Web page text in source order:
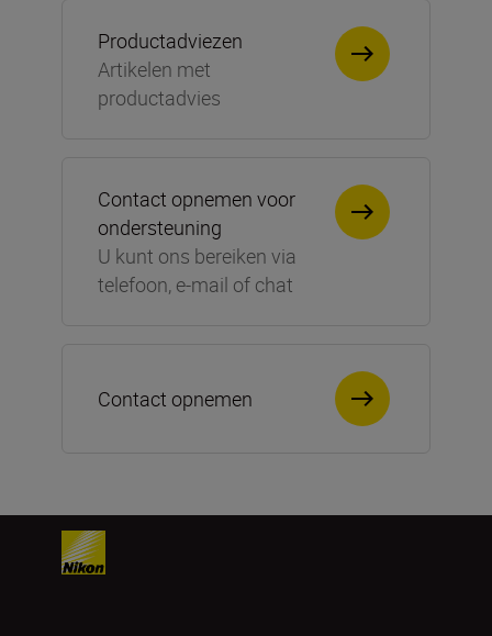
Productadviezen
Artikelen met
productadvies
Contact opnemen voor
ondersteuning
U kunt ons bereiken via
telefoon, e-mail of chat
Contact opnemen